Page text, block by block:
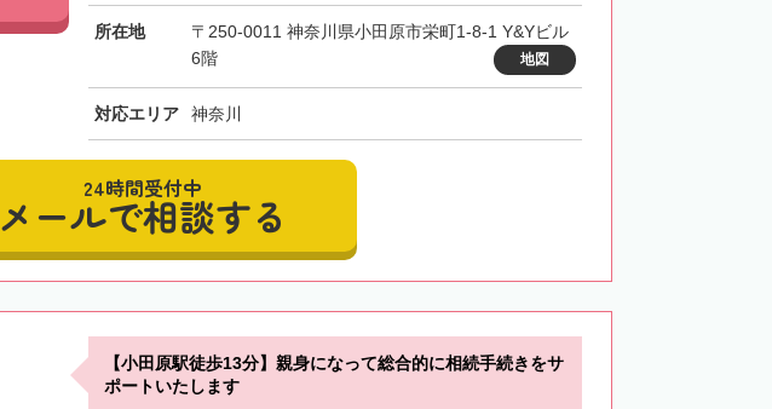
所在地
〒250-0011 神奈川県小田原市栄町1-8-1 Y&Yビル
6階
地図
対応エリア 神奈川
24時間受付中
メールで相談する
【小田原駅徒歩13分】親身になって総合的に相続手続きをサ
ポートいたします